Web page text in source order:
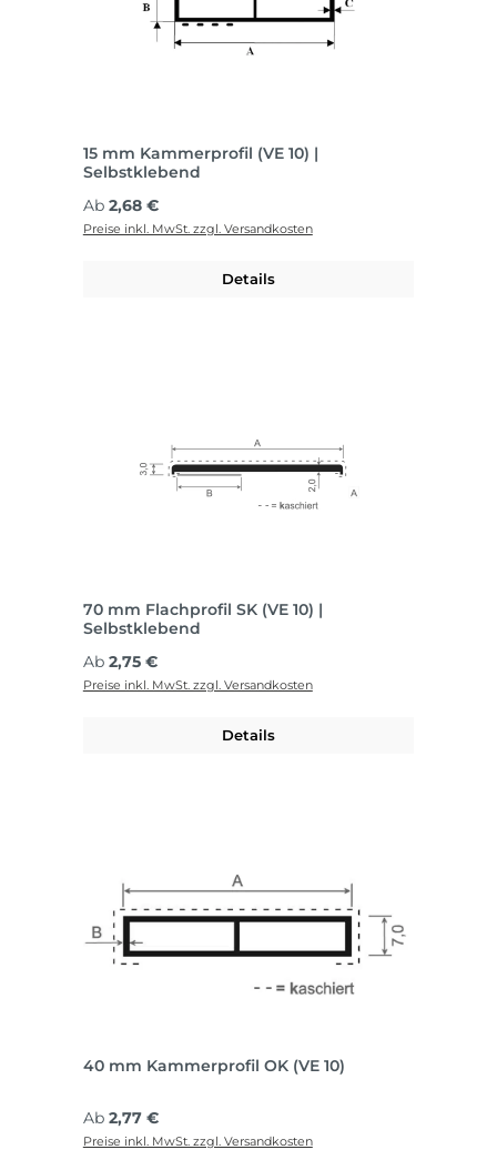
15 mm Kammerprofil (VE 10) |
Selbstklebend
Regulärer Preis:
Ab 2,68 €
Preise inkl. MwSt. zzgl. Versandkosten
Details
70 mm Flachprofil SK (VE 10) |
Selbstklebend
Regulärer Preis:
Ab 2,75 €
Preise inkl. MwSt. zzgl. Versandkosten
Details
40 mm Kammerprofil OK (VE 10)
Regulärer Preis:
Ab 2,77 €
Preise inkl. MwSt. zzgl. Versandkosten